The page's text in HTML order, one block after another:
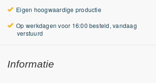
Eigen hoogwaardige productie
Op werkdagen voor 16:00 besteld, vandaag
verstuurd
Informatie